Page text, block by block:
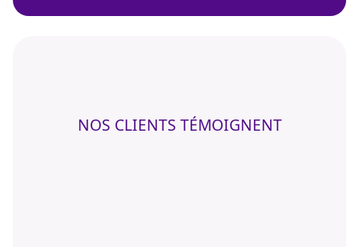
NOS CLIENTS TÉMOIGNENT